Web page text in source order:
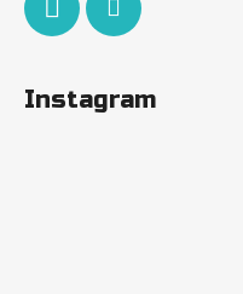
Instagram